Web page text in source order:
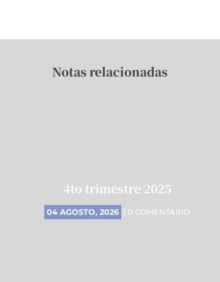
Notas relacionadas
4to trimestre 2025
04 AGOSTO, 2026 | 0 COMENTARIO